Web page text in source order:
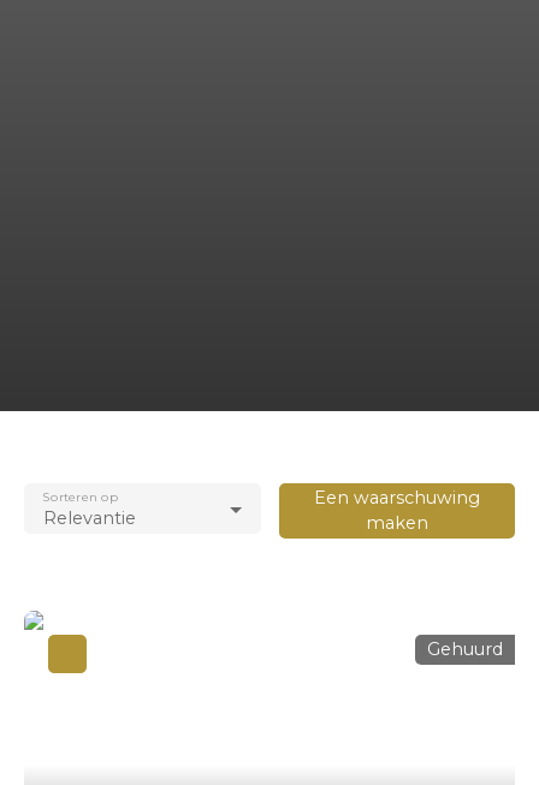
Relevantie
Sorteren op
Een waarschuwing
maken
Gehuurd